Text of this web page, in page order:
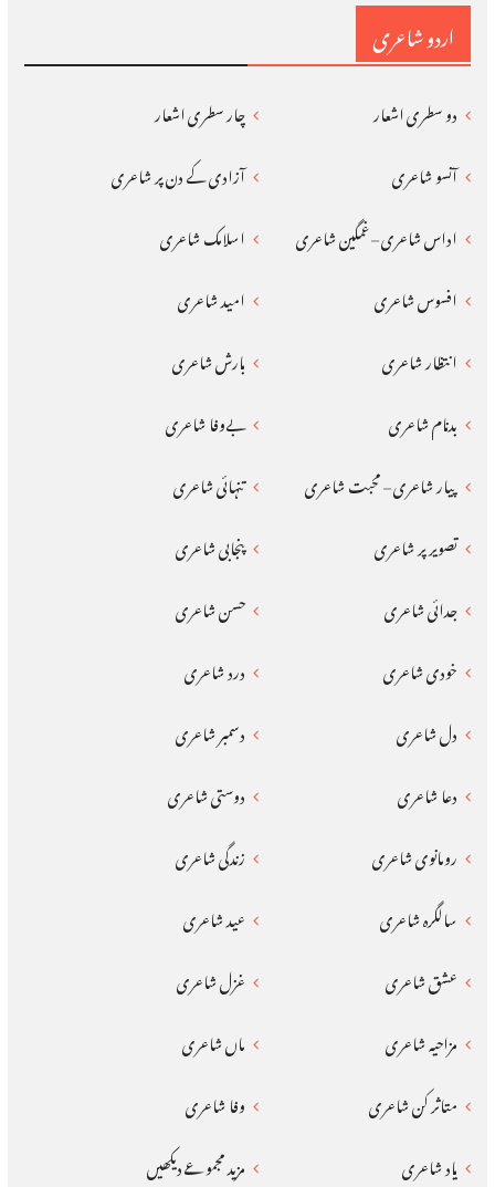
اردو شاعری
دو سطری اشعار
چار سطری اشعار
آنسو شاعری
آزادی کے دن پر شاعری
اداس شاعری – غمگین شاعری
اسلامک شاعری
افسوس شاعری
امید شاعری
انتظار شاعری
بارش شاعری
بدنام شاعری
بےوفا شاعری
پیار شاعری – محبت شاعری
تنہائی شاعری
تصویر پر شاعری
پنجابی شاعری
جدائی شاعری
حسن شاعری
خودی شاعری
درد شاعری
دل شاعری
دسمبر شاعری
دعا شاعری
دوستی شاعری
رومانوی شاعری
زندگی شاعری
سالگرہ شاعری
عید شاعری
عشق شاعری
غزل شاعری
مزاحیہ شاعری
ماں شاعری
متاثر کن شاعری
وفا شاعری
یاد شاعری
مزید مجموعے دیکھیں